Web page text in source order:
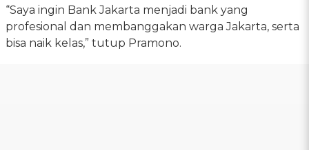
“Saya ingin Bank Jakarta menjadi bank yang
profesional dan membanggakan warga Jakarta, serta
bisa naik kelas,” tutup Pramono.